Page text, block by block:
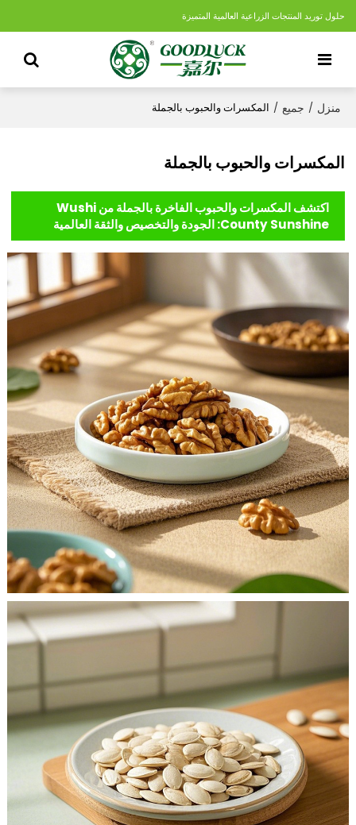
حلول توريد المنتجات الزراعية العالمية المتميزة
منزل / جميع / المكسرات والحبوب بالجملة
المكسرات والحبوب بالجملة
اكتشف المكسرات والحبوب الفاخرة بالجملة من Wushi
County Sunshine: الجودة والتخصيص والثقة العالمية